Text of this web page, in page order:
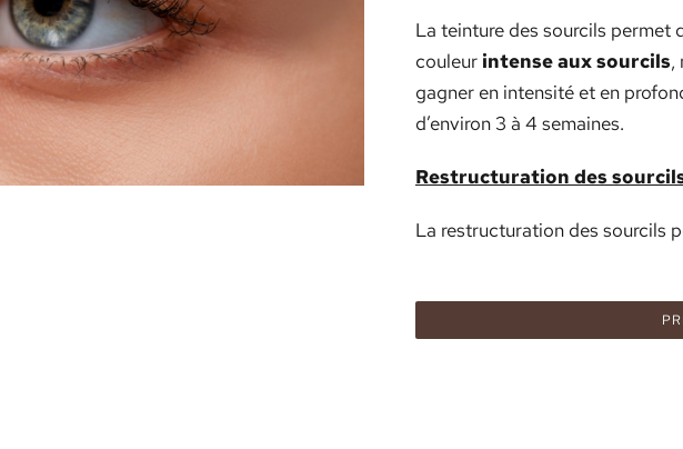
La teinture des sourcils permet
couleur intense aux sourcils,
gagner en intensité et en
d’environ 3 à 4 semaines.
Restructuration des
La restructuration des sourcils